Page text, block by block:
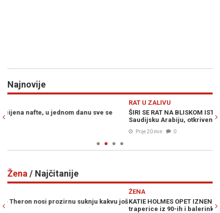
Najnovije
ŠIRI SE RAT NA BLISKOM ISTOKU: Sve je spremno za napad na
Saudijsku Arabiju, otkrivene potencijalne mete...
Žena / Najčitanije
KATIE HOLMES OPET IZNENADILA: Kraljica ulične mode vratila je
traperice iz 90-ih i balerinke koje će se nositi čitavu jesen (FOTO)